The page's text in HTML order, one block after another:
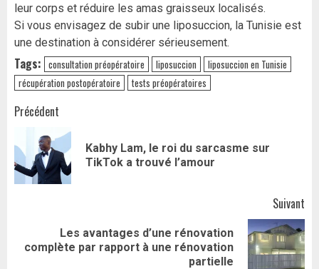
leur corps et réduire les amas graisseux localisés.
Si vous envisagez de subir une liposuccion, la Tunisie est
une destination à considérer sérieusement.
Tags: consultation préopératoire liposuccion
liposuccion en Tunisie
récupération postopératoire
tests préopératoires
Navigation
d’article
Précédent
Kabhy Lam, le roi du sarcasme sur
TikTok a trouvé l’amour
Suivant
Article
Les avantages d’une rénovation
complète par rapport à une rénovation
partielle